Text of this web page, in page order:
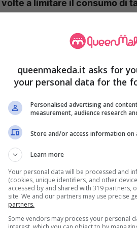
a limitare il consumo di
significativa risale al 1975,
trasporto pubblico.
“Legge Sirchia”, ha esteso il
privati, gli esercizi
salute dei non fumatori.
italiane hanno adottato
esteso il divieto di fumo a
l’eccezione delle aree
10 metri da altre persone.
l’esposizione al fumo
e cessazione del
queenmakeda.it asks for
your personal data for the
Personalised advertising and
measurement, audience research
Store and/or access information on
Learn more
Your personal data will be processed and
(cookies, unique identifiers, and other
accessed by and shared with 319 partners,
site. We and our partners may use precise
partners.
Some vendors may process your personal